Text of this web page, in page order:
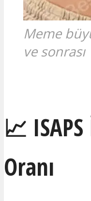
Meme
ve sonrası
📈
Oranı